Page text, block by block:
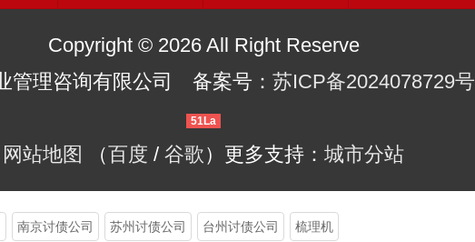
Copyright © 2026 All Right Reserve
管理咨询有限公司 备案号： 苏ICP备2024078729号
51La
网站地图 （百度 / 谷歌）更多支持： 城市分站
南京讨债公司 苏州讨债公司 台州讨债公司 梳理机